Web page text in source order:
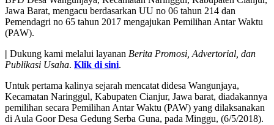
Jawa Barat, mengacu berdasarkan UU no 06 tahun 214 dan
Pemendagri no 65 tahun 2017 mengajukan Pemilihan Antar Waktu
(PAW).
| Dukung kami melalui layanan Berita Promosi, Advertorial, dan
Publikasi Usaha. Klik di sini.
Untuk pertama kalinya sejarah mencatat didesa Wangunjaya,
Kecamatan Naringgul, Kabupaten Cianjur, Jawa barat, diadakannya
pemilihan secara Pemilihan Antar Waktu (PAW) yang dilaksanakan
di Aula Goor Desa Gedung Serba Guna, pada Minggu, (6/5/2018).